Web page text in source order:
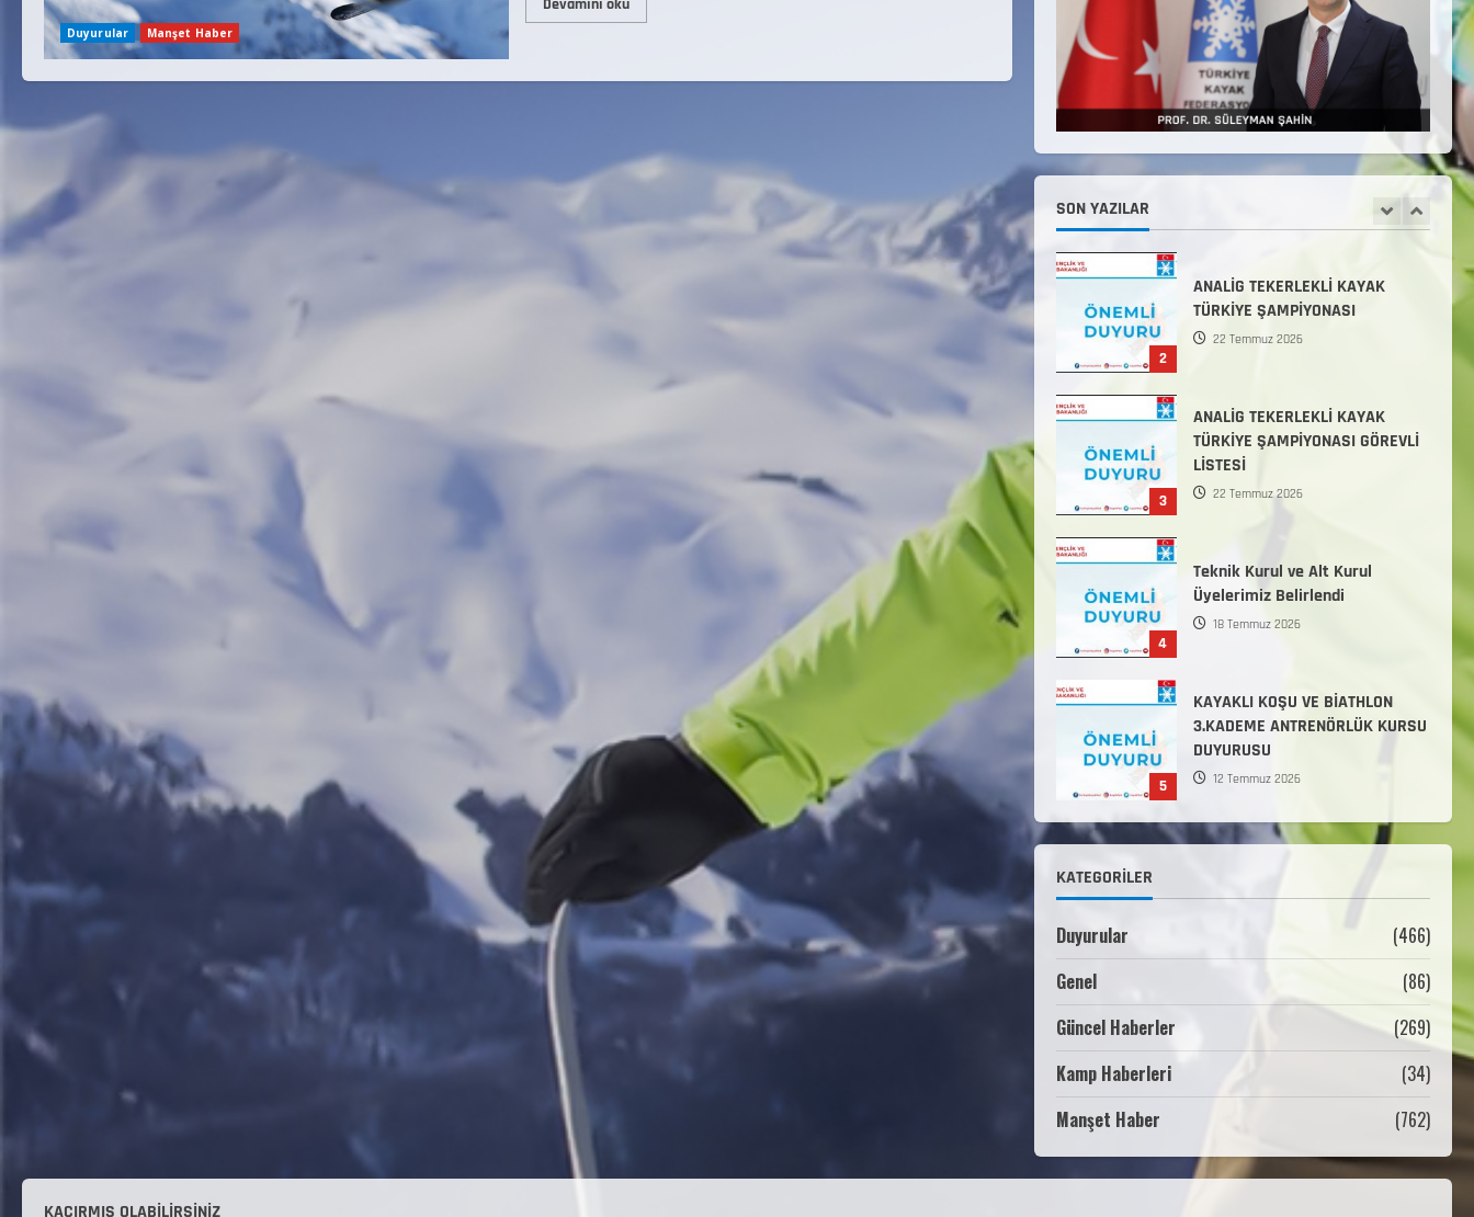
Duyurular Manşet Haber
SON YAZILAR
5
3.KADEME ANTRENÖRLÜK KURSU
DUYURUSU
12 Temmuz 2026
Millî Savunma Bakanlığı Kara,
Komutanlıklarına 2026 Yılı
(2026-2 Dönem) Sporcu Branşı
Sözleşmeli Er Temini Başvuruları
2
ANALİG TEKERLEKLİ KAYAK
TÜRKİYE ŞAMPİYONASI
22 Temmuz 2026
3
ANALİG TEKERLEKLİ KAYAK
TÜRKİYE ŞAMPİYONASI GÖREVLİ
LİSTESİ
22 Temmuz 2026
4
Teknik Kurul ve Alt Kurul
Üyelerimiz Belirlendi
18 Temmuz 2026
5
KAYAKLI KOŞU VE BİATHLON
3.KADEME ANTRENÖRLÜK KURSU
DUYURUSU
12 Temmuz 2026
Millî Savunma Bakanlığı Kara,
(2026-2 Dönem) Sporcu Branşı
Sözleşmeli Er Temini Başvuruları
Başlamıştır.
2
ANALİG TEKERLEKLİ KAYAK
TÜRKİYE ŞAMPİYONASI
22 Temmuz 2026
TÜRKİYE ŞAMPİYONASI GÖREVLİ
LİSTESİ
KATEGORILER
Duyurular
(466)
Genel
(86)
Güncel Haberler
(269)
Kamp Haberleri
(34)
Manşet Haber
(762)